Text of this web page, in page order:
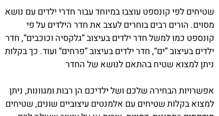
שטיחים לפי קונספט עוצבו במיוחד עבור חדרי ילדים עם נושא
מסוים. הורים רבים בוחרים לעצב את חדר הילדים על פי
קונספט כמו למשל חדר ילדים בעיצוב ”גלקסיה וכוכבים“, חדר
ילדים בעיצוב ”ים“, חדר ילדים בעיצוב ”פרחים“ ועוד. כך בקלות
ניתן למצוא שטיח בהתאם לנושא של החדר
אפשרויות הבחירה שלכם ושל ילדיכם הן רבות ומגוונות, ניתן
למצוא בקלות שטיחים עם אלמנטים עיצוביים שונים, שטיחים